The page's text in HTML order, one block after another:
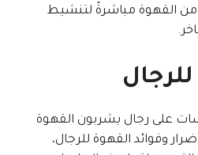
من القهوة مباشرةً لتنشيط
على رجال يشربون القهوة
وفوائد القهوة للرجال،